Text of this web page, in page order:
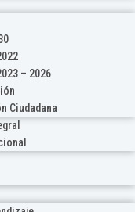
– 2026
Ciudadana